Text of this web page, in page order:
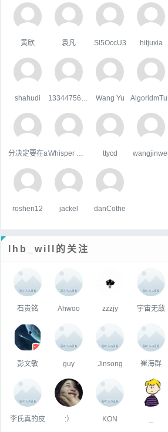
黄欣 袁凡 Sl5OccU3 hitjuxia
shahudi Wang Yu
分决定要在a ttycd wangjinwei
roshen12 jackel danCothe
lhb_will的关注
石贵铭 Ahwoo zzzjy 宇宙无敌
彭文敏 guy Jinsong 崔海群
李氏真的皮 :） KON